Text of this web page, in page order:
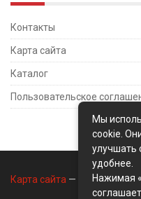
Контакты
Карта сайта
Каталог
Пользовательское
Карта сайта — Контакты—
Мы
cookie.
улучшать
удобнее.
Нажимая